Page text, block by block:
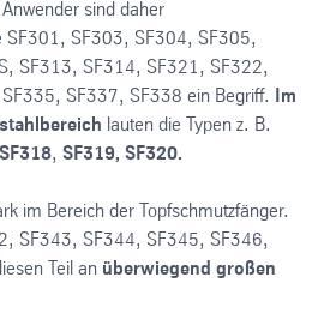
sind daher
SF301, SF303, SF304, SF305,
SF313, SF314, SF321, SF322,
SF337, SF338 ein Begriff. Im
lauten die Typen z. B.
, SF319, SF320.
im Bereich der Topfschmutzfänger.
SF343, SF344, SF345, SF346,
Teil an überwiegend großen